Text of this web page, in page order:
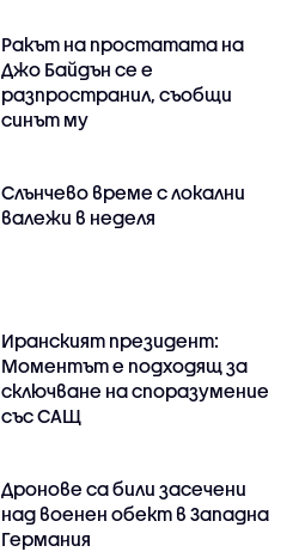
Ракът на простатата на
Джо Байдън се е
разпространил, съобщи
синът му
Слънчево време с локални
валежи в неделя
Иранският президент:
Моментът е подходящ за
сключване на споразумение
със САЩ
Дронове са били засечени
над военен обект в Западна
Германия